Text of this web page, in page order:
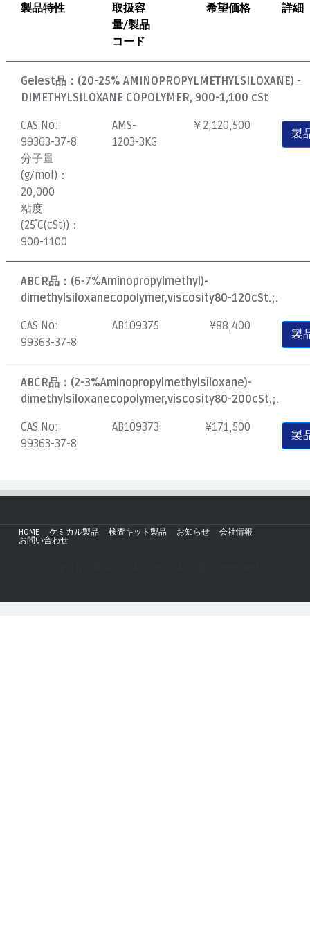
製品特性
取扱容
量/製品
コード
希望価格 詳細
Gelest品： (20-25% AMINOPROPYLMETHYLSILOXANE) -
DIMETHYLSILOXANE COPOLYMER, 900-1,100 cSt
CAS No:
99363-37-8
分子量
(g/mol)：
20,000
粘度
(25˚C(cSt))：
900-1100
AMS-
1203-3KG
￥2,120,500
製
ABCR品： (6-7%Aminopropylmethyl)-
dimethylsiloxanecopolymer,viscosity80-120cSt.;.
CAS No:
99363-37-8
AB109375 ¥88,400
製
ABCR品： (2-3%Aminopropylmethylsiloxane)-
dimethylsiloxanecopolymer,viscosity80-200cSt.;.
CAS No:
99363-37-8
AB109373 ¥171,500
製
HOME ケミカル製品 検査キット製品 お知らせ
会社情報
お問い合わせ